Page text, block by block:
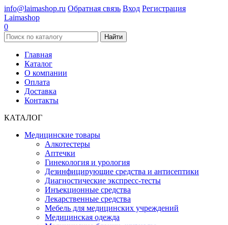
info@laimashop.ru Обратная связь Вход Регистрация
Laimashop
0
Найти
Главная
Каталог
О компании
Оплата
Доставка
Контакты
КАТАЛОГ
Медицинские товары
Алкотестеры
Аптечки
Гинекология и урология
Дезинфицирующие средства и антисептики
Диагностические экспресс-тесты
Инъекционные средства
Лекарственные средства
Мебель для медицинских учреждений
Медицинская одежда